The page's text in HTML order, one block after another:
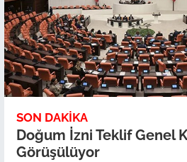
SON DAKIKA
Doğum İzni Teklif Genel
Görüşülüyor